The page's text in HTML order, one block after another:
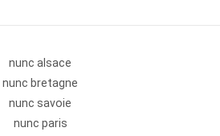
nunc alsace
nunc bretagne
nunc savoie
nunc paris